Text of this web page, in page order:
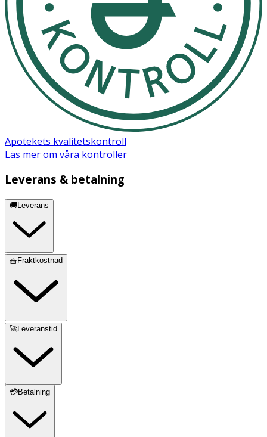
Apotekets kvalitetskontroll
Läs mer om våra kontroller
Leverans & betalning
🚚Leverans
🧺Fraktkostnad
🚀Leveranstid
💳Betalning